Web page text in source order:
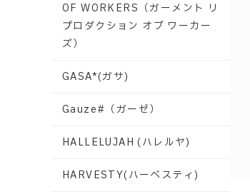
OF WORKERS（ガーメント リ
プロダクション オブ ワーカー
ズ）
GASA*(ガサ)
Gauze#（ガーゼ）
HALLELUJAH (ハレルヤ)
HARVESTY(ハーベスティ)